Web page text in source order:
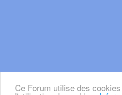
Ce Forum utilise des